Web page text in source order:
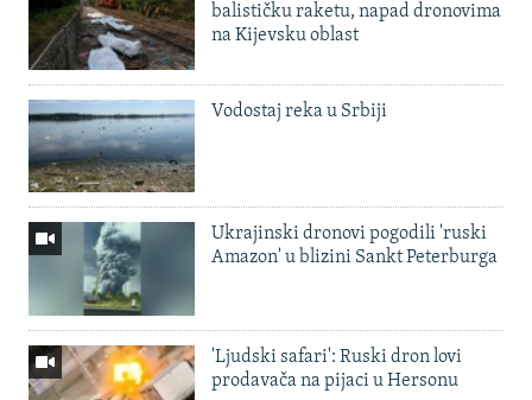
balističku raketu, napad dronovima
na Kijevsku oblast
Vodostaj reka u Srbiji
Ukrajinski dronovi pogodili 'ruski
Amazon' u blizini Sankt Peterburga
'Ljudski safari': Ruski dron lovi
prodavača na pijaci u Hersonu